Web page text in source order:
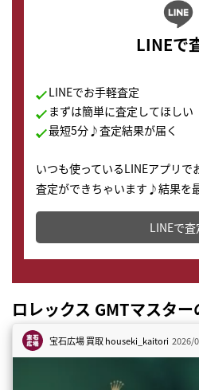
LINEで
LINEでお手軽査定
まずは簡単に査定してほしい
最短5分♪査定結果が届く
いつも使っているLINEアプリで
査定ができちゃいます♪結果を
どこからでもすぐに査定金額を
LINEで査
ロレックス GMTマスタ
宝石広場 買取houseki_kaitori 2026/